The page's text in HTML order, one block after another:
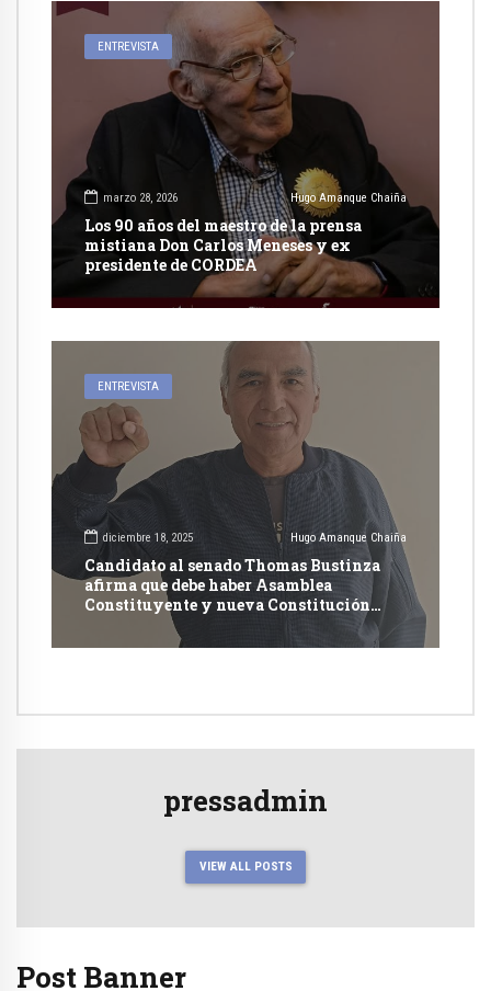
ENTREVISTA
marzo 28, 2026 Hugo Amanque Chaiña
Los 90 años del maestro de la prensa
mistiana Don Carlos Meneses y ex
presidente de CORDEA
ENTREVISTA
diciembre 18, 2025 Hugo Amanque Chaiña
Candidato al senado Thomas Bustinza
afirma que debe haber Asamblea
Constituyente y nueva Constitución
pressadmin
VIEW ALL POSTS
Post Banner